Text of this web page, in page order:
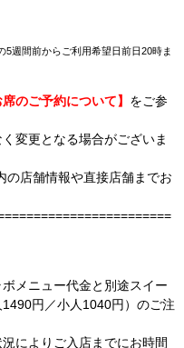
週間前からご利用希望日前日20時ま
席のご予約について】 をご参
変更となる場合がございま
店舗情報や直接店舗までお
メニュー代金と別途スイー
円／小人1040円）のご注
によりご入店までにお時間